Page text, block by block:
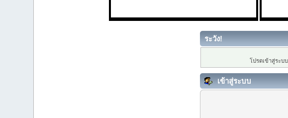
ระวัง!
โปรดเข้าสู่ระบ
เข้าสู่ระบบ